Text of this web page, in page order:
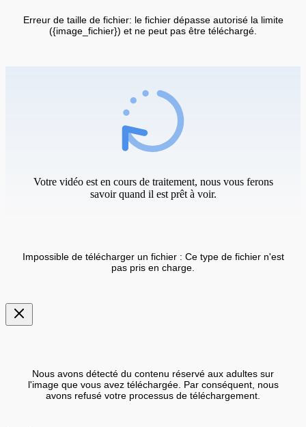
Erreur de taille de fichier: le fichier dépasse autorisé la limite
({image_fichier}) et ne peut pas être téléchargé.
Votre vidéo est en cours de traitement, nous vous ferons
savoir quand il est prêt à voir.
Impossible de télécharger un fichier : Ce type de fichier n'est
pas pris en charge.
Nous avons détecté du contenu réservé aux adultes sur
l'image que vous avez téléchargée. Par conséquent, nous
avons refusé votre processus de téléchargement.